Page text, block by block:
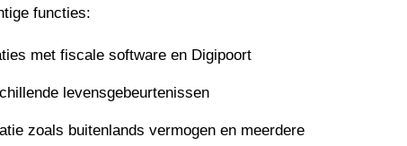
functies:
met fiscale software en Digipoort
levensgebeurtenissen
zoals buitenlands vermogen en meerdere